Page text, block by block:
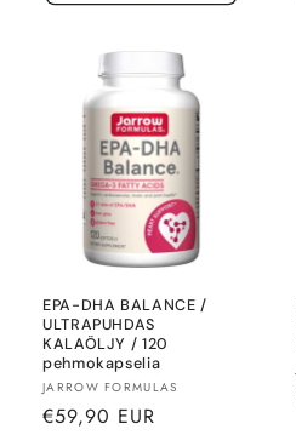
EPA-DHA BALANCE /
ULTRAPUHDAS
KALAÖLJY / 120
pehmokapselia
Säljare:
JARROW FORMULAS
Normalt
€59,90 EUR